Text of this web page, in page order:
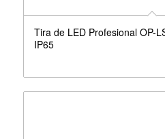
Tira de LED Profesional OP-
IP65